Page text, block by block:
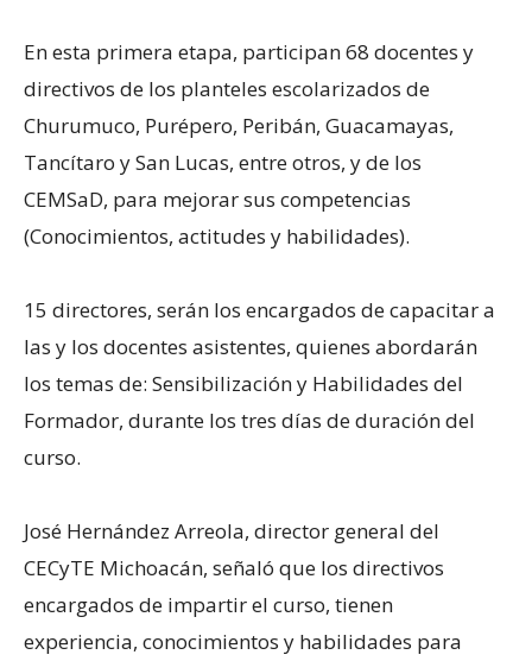
En esta primera etapa, participan 68 docentes y
directivos de los planteles escolarizados de
Churumuco, Purépero, Peribán, Guacamayas,
Tancítaro y San Lucas, entre otros, y de los
CEMSaD, para mejorar sus competencias
(Conocimientos, actitudes y habilidades).
15 directores, serán los encargados de capacitar a
las y los docentes asistentes, quienes abordarán
los temas de: Sensibilización y Habilidades del
Formador, durante los tres días de duración del
curso.
José Hernández Arreola, director general del
CECyTE Michoacán, señaló que los directivos
encargados de impartir el curso, tienen
experiencia, conocimientos y habilidades para